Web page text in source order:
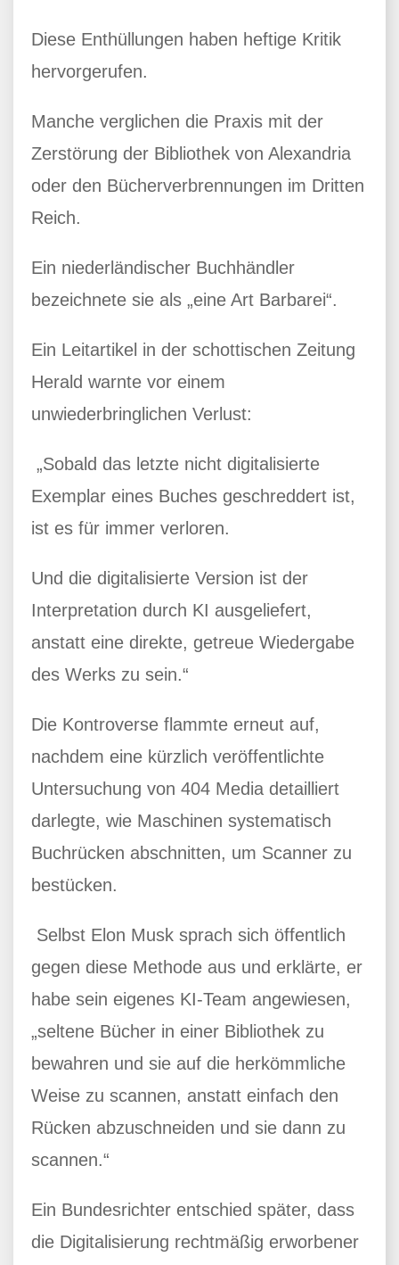
Diese Enthüllungen haben heftige Kritik
hervorgerufen.
Manche verglichen die Praxis mit der
Zerstörung der Bibliothek von Alexandria
oder den Bücherverbrennungen im Dritten
Reich.
Ein niederländischer Buchhändler
bezeichnete sie als „eine Art Barbarei“.
Ein Leitartikel in der schottischen Zeitung
Herald warnte vor einem
unwiederbringlichen Verlust:
„Sobald das letzte nicht digitalisierte
Exemplar eines Buches geschreddert ist,
ist es für immer verloren.
Und die digitalisierte Version ist der
Interpretation durch KI ausgeliefert,
anstatt eine direkte, getreue Wiedergabe
des Werks zu sein.“
Die Kontroverse flammte erneut auf,
nachdem eine kürzlich veröffentlichte
Untersuchung von 404 Media detailliert
darlegte, wie Maschinen systematisch
Buchrücken abschnitten, um Scanner zu
bestücken.
Selbst Elon Musk sprach sich öffentlich
gegen diese Methode aus und erklärte, er
habe sein eigenes KI-Team angewiesen,
„seltene Bücher in einer Bibliothek zu
bewahren und sie auf die herkömmliche
Weise zu scannen, anstatt einfach den
Rücken abzuschneiden und sie dann zu
scannen.“
Ein Bundesrichter entschied später, dass
die Digitalisierung rechtmäßig erworbener